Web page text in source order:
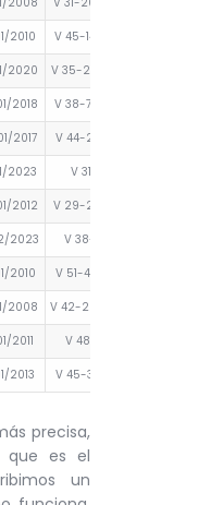
2010 V 45-14 contra ARI
2020 V 35-24 contra TEN
2018 V 38-7 contra MIN
2017 V 44-21 contra GB
2023 V 31-14 en TB
2012 V 29-23 contra PIT
2023 V 38-35 en PHI
2010 V 51-45 contra GB
2008 V 42-20 contra SEA
2011 V 48-21 en ATL
2013 V 45-31 contra GB
precisa,
que es el
un